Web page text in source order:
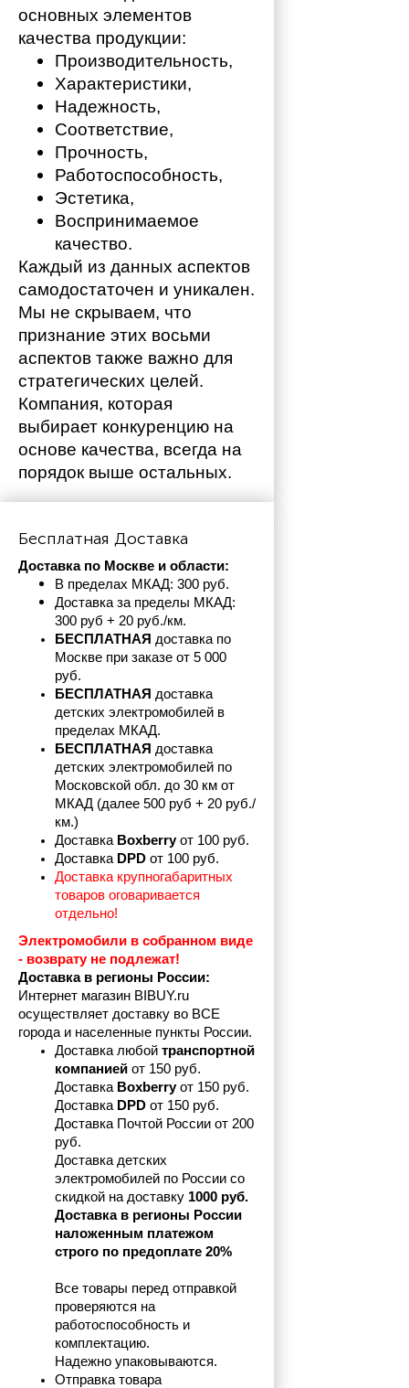
основных элементов
качества продукции:
Производительность,
Характеристики,
Надежность,
Соответствие,
Прочность,
Работоспособность,
Эстетика,
Воспринимаемое
качество.
Каждый из данных аспектов
самодостаточен и уникален.
Мы не скрываем, что
признание этих восьми
аспектов также важно для
стратегических целей.
Компания, которая
выбирает конкуренцию на
основе качества, всегда на
порядок выше остальных.
Бесплатная Доставка
Доставка по Москве и области:
В пределах МКАД: 300 руб.
Доставка за пределы МКАД:
300 руб + 20 руб./км.
БЕСПЛАТНАЯ доставка по
Москве при заказе от 5 000
руб.
БЕСПЛАТНАЯ доставка
детских электромобилей в
пределах МКАД.
БЕСПЛАТНАЯ доставка
детских электромобилей по
Московской обл. до 30 км от
МКАД (далее 500 руб + 20 руб./
км.)
Доставка Boxberry от 100 руб.
Доставка DPD от 100 руб.
Доставка крупногабаритных
товаров оговаривается
отдельно!
Электромобили в собранном виде
- возврату не подлежат!
Доставка в регионы России:
Интернет магазин BIBUY.ru
осуществляет доставку во ВСЕ
города и населенные пункты России.
Доставка любой транспортной
компанией от 150 руб.
Доставка Boxberry от 150 руб.
Доставка DPD от 150 руб.
Доставка Почтой России от 200
руб.
Доставка детских
электромобилей по России со
скидкой на доставку 1000 руб.
Доставка в регионы России
наложенным платежом
строго по предоплате 20%
Все товары перед отправкой
проверяются на
работоспособность и
комплектацию.
Надежно упаковываются.
Отправка товара